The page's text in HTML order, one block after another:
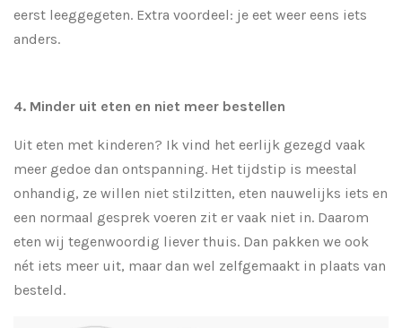
eerst leeggegeten. Extra voordeel: je eet weer eens iets
anders.
4. Minder uit eten en niet meer bestellen
Uit eten met kinderen? Ik vind het eerlijk gezegd vaak
meer gedoe dan ontspanning. Het tijdstip is meestal
onhandig, ze willen niet stilzitten, eten nauwelijks iets en
een normaal gesprek voeren zit er vaak niet in. Daarom
eten wij tegenwoordig liever thuis. Dan pakken we ook
nét iets meer uit, maar dan wel zelfgemaakt in plaats van
besteld.